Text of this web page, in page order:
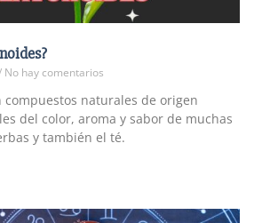
No hay comentarios
compuestos naturales de origen
del color, aroma y sabor de muchas
y también el té.